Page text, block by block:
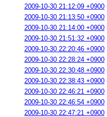
2009-10-30 21:12:09 +0900
2009-10-30 21:13:50 +0900
2009-10-30 21:14:00 +0900
2009-10-30 21:51:32 +0900
2009-10-30 22:20:46 +0900
2009-10-30 22:28:24 +0900
2009-10-30 22:30:48 +0900
2009-10-30 22:38:43 +0900
2009-10-30 22:46:21 +0900
2009-10-30 22:46:54 +0900
2009-10-30 22:47:21 +0900